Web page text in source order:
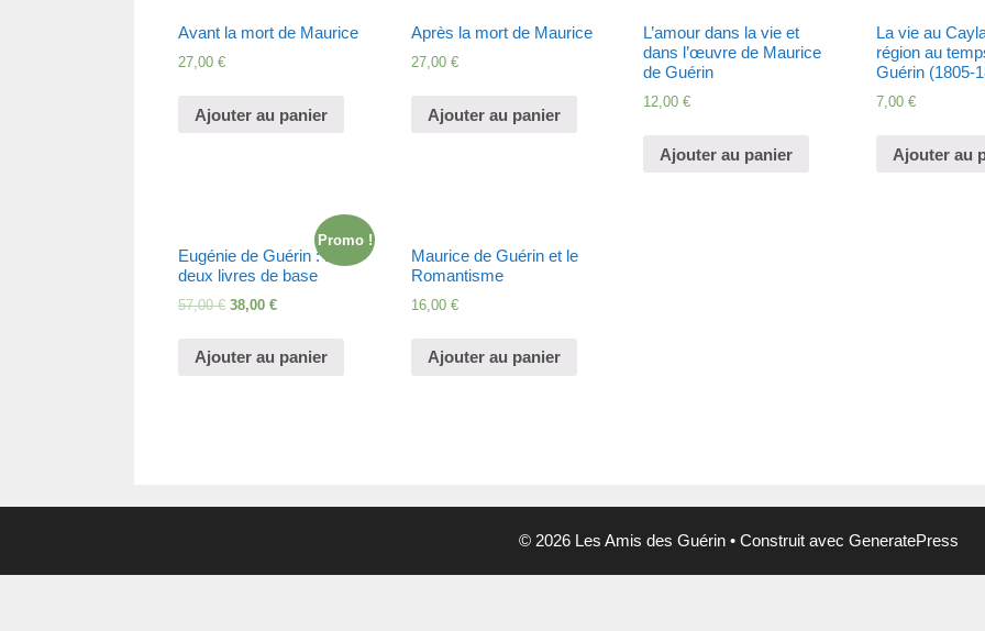
Avant la mort de Maurice
27,00 €
Ajouter au panier
Après la mort de Maurice
27,00 €
Ajouter au panier
L’amour dans la vie et
dans l’œuvre de Maurice
de Guérin
12,00€
Ajouter au panier
La vie au
région au
Guérin (1805-
7,00 €
Ajouter au
Promo !
Eugénie de Guérin : Les
deux livres de base
57,00€ 38,00 €
Ajouter au panier
Maurice de Guérin et le
Romantisme
16,00 €
Ajouter au panier
© 2026 Les Amis des Guérin • Construit avec GeneratePress